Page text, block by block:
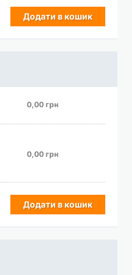
Додати в кошик
0,00 грн
0,00 грн
Додати в кошик